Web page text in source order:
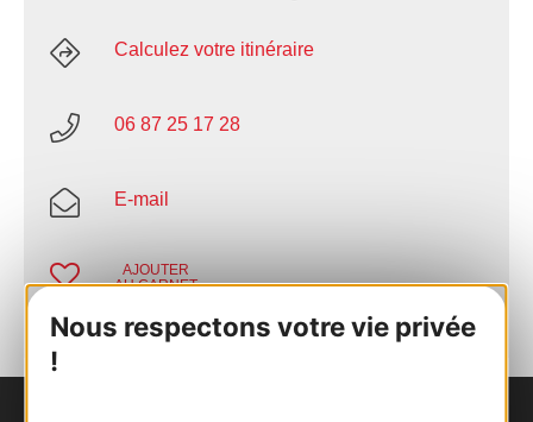
Nous respectons votre vie privée
!
Calculez votre itinéraire
06 87 25 17 28
E-mail
AJOUTER
AU CARNET